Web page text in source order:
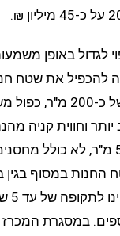
לגדול באופן
את שטח
לטאבה וזו תוכל לעמוד
יותר וחווית קניה
נשוא המכרז הינו בגודל של כ-
בגין בעוד 100 מ"ר
36 חודשים נוספים.